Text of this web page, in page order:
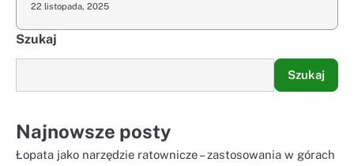
22 listopada, 2025
Szukaj
Szukaj
Najnowsze posty
Łopata jako narzędzie ratownicze – zastosowania w górach